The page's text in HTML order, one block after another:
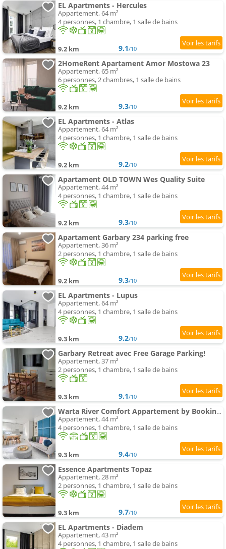
EL Apartments - Hercules
Appartement, 64 m²
4 personnes, 1 chambre, 1 salle de bains
9.2 km 9.1/10
2HomeRent Apartament Amor Mostowa 23
Appartement, 65 m²
6 personnes, 2 chambres, 1 salle de bains
9.2 km 9.3/10
EL Apartments - Atlas
Appartement, 64 m²
4 personnes, 1 chambre, 1 salle de bains
9.2 km 9.2/10
Apartament OLD TOWN Wes Quality Suite
Appartement, 44 m²
4 personnes, 1 chambre, 1 salle de bains
9.2 km 9.3/10
Apartament Garbary 234 parking free
Appartement, 36 m²
2 personnes, 1 chambre, 1 salle de bains
9.2 km 9.3/10
EL Apartments - Lupus
Appartement, 64 m²
4 personnes, 1 chambre, 1 salle de bains
9.3 km 9.2/10
Garbary Retreat avec Free Garage Parking!
Appartement, 37 m²
2 personnes, 1 chambre, 1 salle de bains
9.3 km 9.1/10
Warta River Comfort Appartement by BookingHost
Appartement, 44 m²
4 personnes, 1 chambre, 1 salle de bains
9.3 km 9.4/10
Essence Apartments Topaz
Appartement, 28 m²
2 personnes, 1 chambre, 1 salle de bains
9.3 km 9.7/10
EL Apartments - Diadem
Appartement, 43 m²
4 personnes, 1 chambre, 1 salle de bains